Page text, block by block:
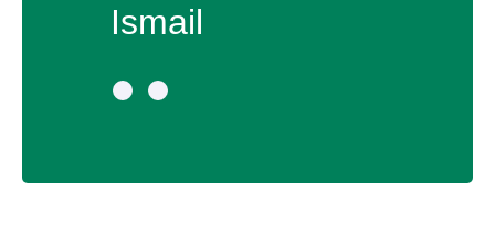
Ismail